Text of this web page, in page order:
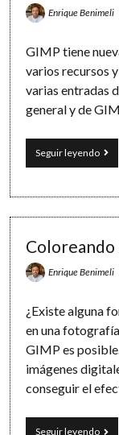
año:
reto
Enrique Benimeli
GIMP tiene
varios recursos
varias entradas
general y de
Seguir leyendo
en
y
para
con
Coloreando
Enrique Benimeli
¿Existe alguna
en una
GIMP es
imágenes
conseguir el
Seguir leyendo